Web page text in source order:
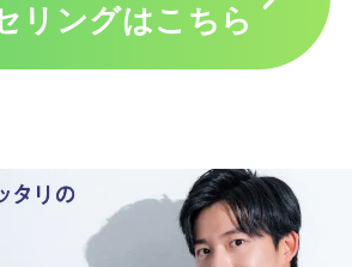
リングはこちら